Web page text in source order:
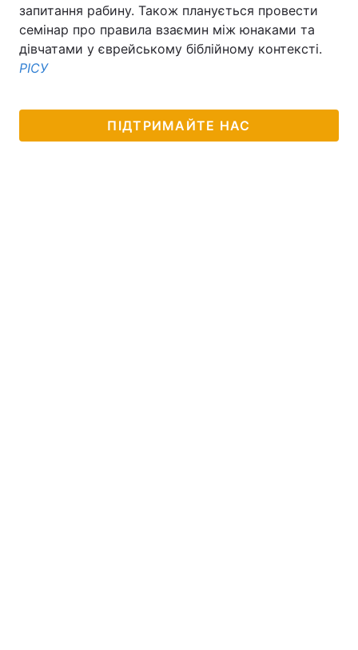
Цікавинки Погода
Екологія Регіони
запитання рабину. Також планується провести
семінар про правила взаємин між юнаками та
дівчатами у єврейському біблійному контексті.
РІСУ
ПІДТРИМАЙТЕ НАС